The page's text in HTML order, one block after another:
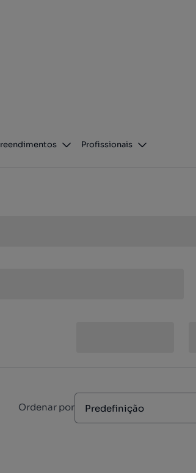
Profissionais
Ordenar por Predefinição